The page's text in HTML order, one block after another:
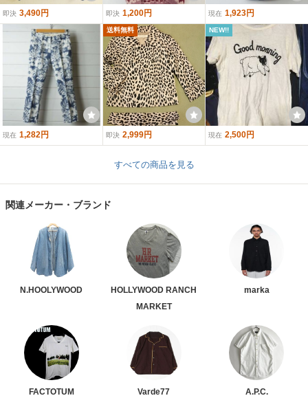
即決 3,490円 即決 1,200円 現在 1,923円
現在 1,282円
送料無料
即決 2,999円
NEW!!
現在 2,500円
すべての商品を見る
関連メーカー・ブランド
N.HOOLYWOOD
HOLLYWOOD RANCH
MARKET
marka
FACTOTUM Varde77 A.P.C.